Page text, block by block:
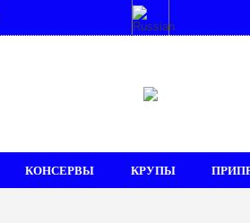
КОНСЕРВЫ КРУПЫ